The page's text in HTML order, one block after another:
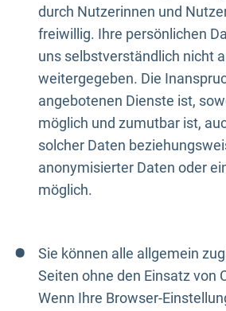
durch Nutzerinnen und
freiwillig. Ihre persönlichen
uns selbstverständlich nicht
weitergegeben. Die
angebotenen Dienste ist,
möglich und zumutbar ist,
solcher Daten
anonymisierter Daten oder
möglich.
Sie können alle allgemein
Seiten ohne den Einsatz von
Wenn Ihre Browser-